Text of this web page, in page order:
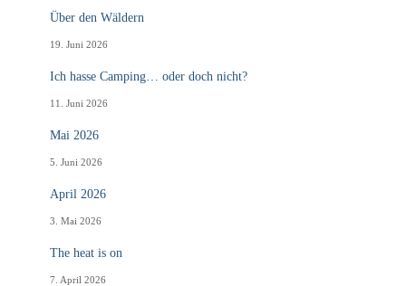
Über den Wäldern
19. Juni 2026
Ich hasse Camping… oder doch nicht?
11. Juni 2026
Mai 2026
5. Juni 2026
April 2026
3. Mai 2026
The heat is on
7. April 2026